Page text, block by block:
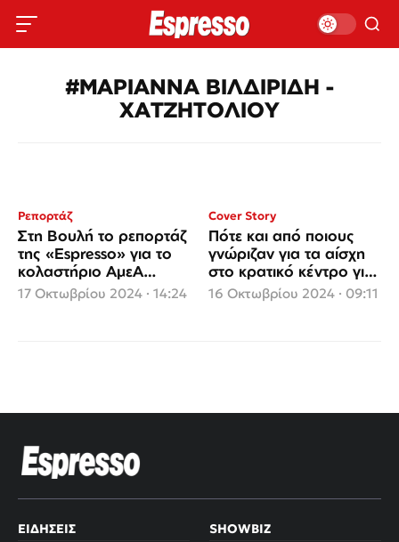
#ΜΑΡΙΑΝΝΑ ΒΙΛΔΙΡΙΔΗ -
ΧΑΤΖΗΤΟΛΙΟΥ
Ρεπορτάζ
Στη Βουλή το ρεπορτάζ
της «Espresso» για το
κολαστήριο ΑμεΑ
«Αγιος Δημήτριος»!
17 Οκτωβρίου 2024 · 14:24
Cover Story
Πότε και από ποιους
γνώριζαν για τα αίσχη
στο κρατικό κέντρο για
ΑμεΑ «Αγιος
Δημήτριος»!
16 Οκτωβρίου 2024 · 09:11
ΕΙΔΉΣΕΙΣ SHOWBIZ